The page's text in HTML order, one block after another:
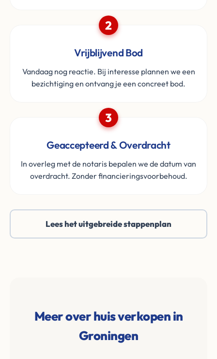
2
Vrijblijvend Bod
Vandaag nog reactie. Bij interesse plannen we een
bezichtiging en ontvang je een concreet bod.
3
Geaccepteerd & Overdracht
In overleg met de notaris bepalen we de datum van
overdracht. Zonder financieringsvoorbehoud.
Lees het uitgebreide stappenplan
Meer over huis verkopen in
Groningen